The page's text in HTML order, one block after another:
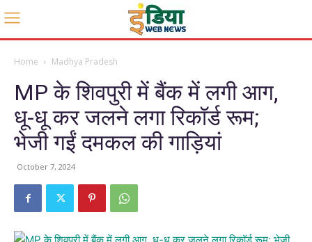
Home Madhya Pradesh
MP के शिवपुरी में बैंक में लगी आग,
धू-धू कर जलने लगा रिकॉर्ड रूम;
भेजी गईं दमकल की गाड़ियां
October 7, 2024